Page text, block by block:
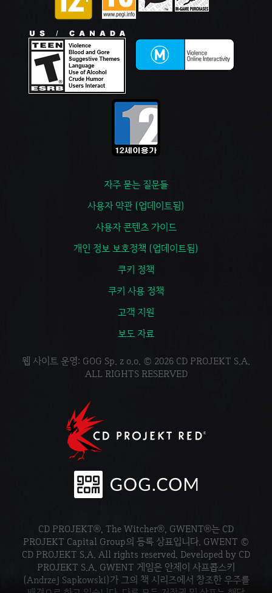
자주 묻는 질문들
사용자 약관 (업데이트됨)
사용자 콘텐츠 가이드
개인 정보 보호정책 (업데이트됨)
쿠키 정책
쿠키 사용 정책
고객 지원
보도 자료
웹 사이트 운영: GOG Sp. z o.o. © 2026 CD PROJEKT S.A.
ALL RIGHTS RESERVED
CD PROJEKT®, The Witcher®, GWENT®는 CD
PROJEKT Capital Group의 등록 상표입니다. GWENT ©
CD PROJEKT S.A. All rights reserved. Developed by CD
PROJEKT S.A. GWENT 게임은 안제이 사프콥스키
(Andrzej Sapkowski)가 그의 책 시리즈에서 창조한 우주를